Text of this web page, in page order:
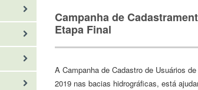
Campanha de
Etapa Final
A Campanha de Cadastro de Usuários
2019 nas bacias hidrográficas, está